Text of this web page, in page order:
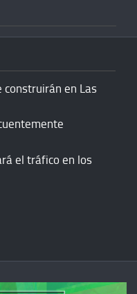
construirán en Las
el tráfico en los